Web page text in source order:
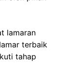
lamaran
terbaik
tahap